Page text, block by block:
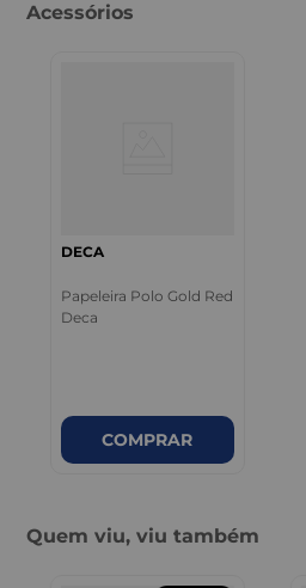
Acessórios
DECA
Papeleira Polo Gold Red
Deca
COMPRAR
Quem viu, viu também